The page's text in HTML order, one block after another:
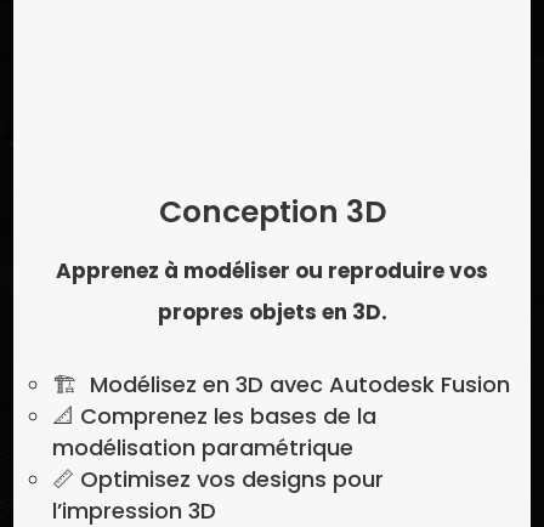
Conception 3D
Apprenez à modéliser ou reproduire vos
propres objets en 3D.
🏗 Modélisez en 3D avec Autodesk Fusion
📐 Comprenez les bases de la
modélisation paramétrique
📏 Optimisez vos designs pour
l’impression 3D